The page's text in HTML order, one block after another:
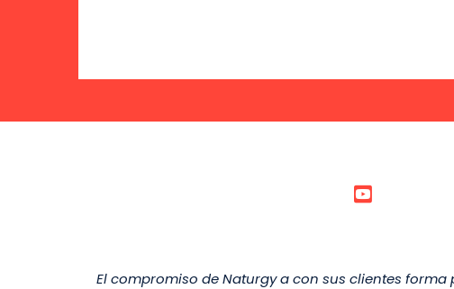
El compromiso de Naturgy a con sus clientes